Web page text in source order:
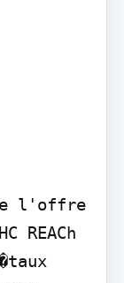
l'offre
REACh